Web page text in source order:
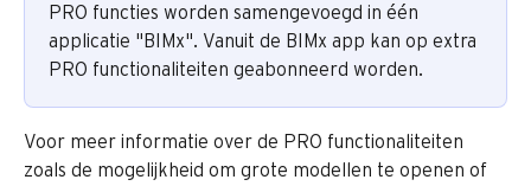
PRO functies worden samengevoegd in één
applicatie "BIMx". Vanuit de BIMx app kan op extra
PRO functionaliteiten geabonneerd worden.
Voor meer informatie over de PRO functionaliteiten
zoals de mogelijkheid om grote modellen te openen of